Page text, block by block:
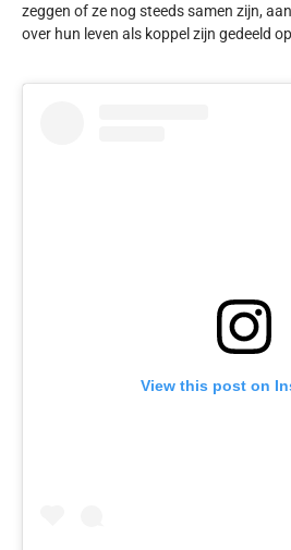
zeggen of ze nog steeds samen zijn,
over hun leven als koppel zijn gedeeld
View this post on